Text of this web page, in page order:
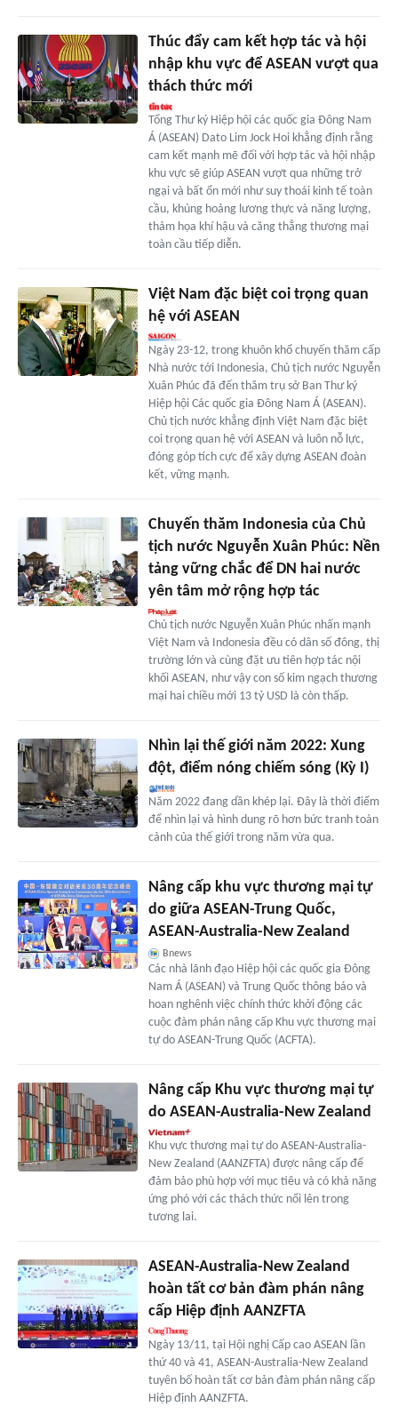
Thúc đẩy cam kết hợp tác và hội
nhập khu vực để ASEAN vượt qua
thách thức mới
Tổng Thư ký Hiệp hội các quốc gia Đông Nam
Á (ASEAN) Dato Lim Jock Hoi khẳng định rằng
cam kết mạnh mẽ đối với hợp tác và hội nhập
khu vực sẽ giúp ASEAN vượt qua những trở
ngại và bất ổn mới như suy thoái kinh tế toàn
cầu, khủng hoảng lương thực và năng lượng,
thảm họa khí hậu và căng thẳng thương mại
toàn cầu tiếp diễn.
Việt Nam đặc biệt coi trọng quan
hệ với ASEAN
Ngày 23-12, trong khuôn khổ chuyến thăm cấp
Nhà nước tới Indonesia, Chủ tịch nước Nguyễn
Xuân Phúc đã đến thăm trụ sở Ban Thư ký
Hiệp hội Các quốc gia Đông Nam Á (ASEAN).
Chủ tịch nước khẳng định Việt Nam đặc biệt
coi trọng quan hệ với ASEAN và luôn nỗ lực,
đóng góp tích cực để xây dựng ASEAN đoàn
kết, vững mạnh.
Chuyến thăm Indonesia của Chủ
tịch nước Nguyễn Xuân Phúc: Nền
tảng vững chắc để DN hai nước
yên tâm mở rộng hợp tác
Chủ tịch nước Nguyễn Xuân Phúc nhấn mạnh
Việt Nam và Indonesia đều có dân số đông, thị
trường lớn và cùng đặt ưu tiên hợp tác nội
khối ASEAN, như vậy con số kim ngạch thương
mại hai chiều mới 13 tỷ USD là còn thấp.
Nhìn lại thế giới năm 2022: Xung
đột, điểm nóng chiếm sóng (Kỳ I)
Năm 2022 đang dần khép lại. Đây là thời điểm
để nhìn lại và hình dung rõ hơn bức tranh toàn
cảnh của thế giới trong năm vừa qua.
Nâng cấp khu vực thương mại tự
do giữa ASEAN-Trung Quốc,
ASEAN-Australia-New Zealand
Bnews
Các nhà lãnh đạo Hiệp hội các quốc gia Đông
Nam Á (ASEAN) và Trung Quốc thông báo và
hoan nghênh việc chính thức khởi động các
cuộc đàm phán nâng cấp Khu vực thương mại
tự do ASEAN-Trung Quốc (ACFTA).
Nâng cấp Khu vực thương mại tự
do ASEAN-Australia-New Zealand
Khu vực thương mại tự do ASEAN-Australia-
New Zealand (AANZFTA) được nâng cấp để
đảm bảo phù hợp với mục tiêu và có khả năng
ứng phó với các thách thức nổi lên trong
tương lai.
ASEAN-Australia-New Zealand
hoàn tất cơ bản đàm phán nâng
cấp Hiệp định AANZFTA
Ngày 13/11, tại Hội nghị Cấp cao ASEAN lần
thứ 40 và 41, ASEAN-Australia-New Zealand
tuyên bố hoàn tất cơ bản đàm phán nâng cấp
Hiệp định AANZFTA.